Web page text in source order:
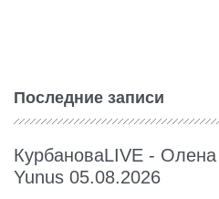
Последние записи
КурбановаLIVE -
Yunus 05.08.2026